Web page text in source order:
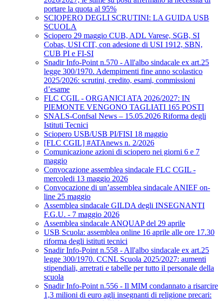
portare la quota al 95%
SCIOPERO DEGLI SCRUTINI: LA GUIDA USB
SCUOLA
Sciopero 29 maggio CUB, ADL Varese, SGB, SI
Cobas, USI CIT, con adesione di USI 1912, SBN,
CUB PI e FI-SI
Snadir Info-Point n.570 - All'albo sindacale ex art.25
legge 300/1970. Adempimenti fine anno scolastico
2025/2026: scrutini, credito, esami, commissioni
d’esame
FLC CGIL - ORGANICI ATA 2026/2027: IN
PIEMONTE VENGONO TAGLIATI 165 POSTI
SNALS-Confsal News – 15.05.2026 Riforma degli
Istituti Tecnici
Sciopero USB/USB PI/FISI 18 maggio
[FLC CGIL] #ATAnews n. 2/2026
Comunicazione azioni di sciopero nei giorni 6 e 7
maggio
Convocazione assemblea sindacale FLC CGIL -
mercoledi 13 maggio 2026
Convocazione di un’assemblea sindacale ANIEF on-
line 25 maggio
Assemblea sindacale GILDA degli INSEGNANTI
F.G.U. - 7 maggio 2026
Assemblea sindacale ANQUAP del 29 aprile
USB Scuola: assemblea online 16 aprile alle ore 17.30
riforma degli istituti tecnici
Snadir Info-Point n.558 - All'albo sindacale ex art.25
legge 300/1970. CCNL Scuola 2025/2027: aumenti
stipendiali, arretrati e tabelle per tutto il personale della
scuola
Snadir Info-Point n.556 - Il MIM condannato a risarcire
1,3 milioni di euro agli insegnanti di religione precari: